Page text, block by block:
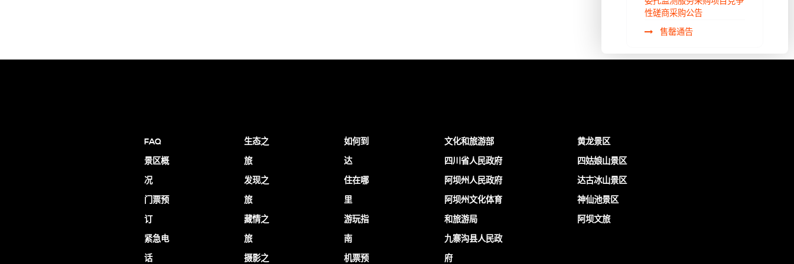
性磋商采购公告
售罄通告
FAQ
景区概
况
门票预
订
紧急电
话
生态之
旅
发现之
旅
藏情之
旅
摄影之
如何到
达
住在哪
里
游玩指
南
机票预
文化和旅游部
四川省人民政府
阿坝州人民政府
阿坝州文化体育
和旅游局
九寨沟县人民政
府
黄龙景区
四姑娘山景区
达古冰山景区
神仙池景区
阿坝文旅